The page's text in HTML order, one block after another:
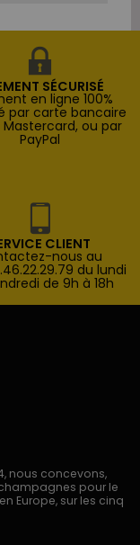
SÉCURISÉ
en ligne 100%
par carte bancaire
Mastercard, ou par
PayPal
CLIENT
nous au
du lundi
de 9h à 18h
nous concevons,
pour le
Europe, sur les cinq